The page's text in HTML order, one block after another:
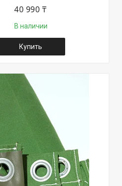
40 990 ₸
В наличии
Купить